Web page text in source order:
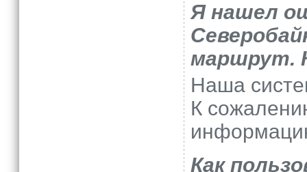
Я нашел
маршрут.
Наша
К
Как